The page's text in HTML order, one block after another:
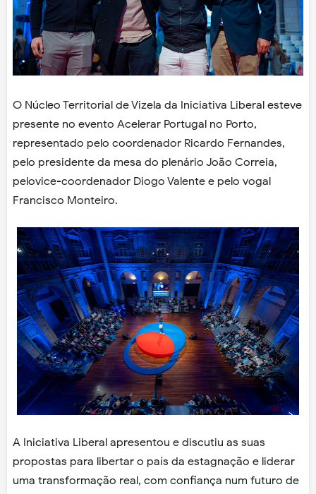
O Núcleo Territorial de Vizela da Iniciativa Liberal esteve
presente no evento Acelerar Portugal no Porto,
representado pelo coordenador Ricardo Fernandes,
pelo presidente da mesa do plenário João Correia,
pelovice-coordenador Diogo Valente e pelo vogal
Francisco Monteiro.
A Iniciativa Liberal apresentou e discutiu as suas
propostas para libertar o país da estagnação e liderar
uma transformação real, com confiança num futuro de